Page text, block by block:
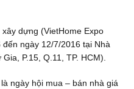
dựng (VietHome Expo
ngày 12/7/2016 tại Nhà
P.15, Q.11, TP. HCM).
ngày hội mua – bán nhà giá